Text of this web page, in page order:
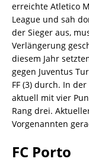
erreichte Atletico
League und sah
der Sieger aus,
Verlängerung
diesem Jahr
gegen Juventus
FF (3) durch. In
aktuell mit vier
Rang drei.
Vorgenannten
FC Porto